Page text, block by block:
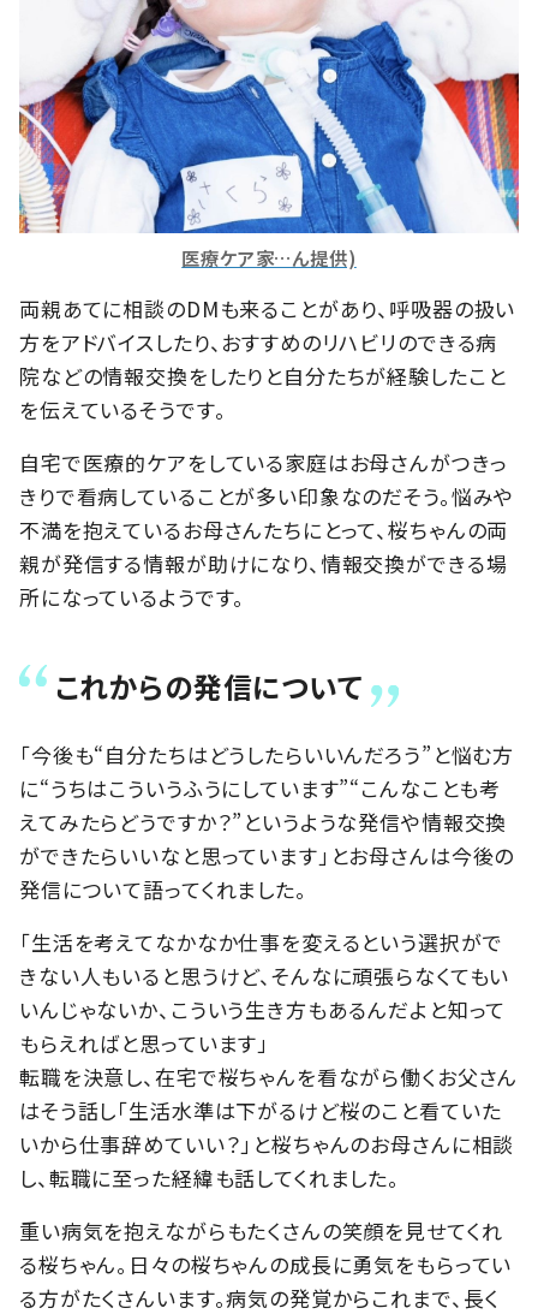
医療ケア家…ん提供)
両親あてに相談のDMも来ることがあり、呼吸器の扱い
方をアドバイスしたり、おすすめのリハビリのできる病
院などの情報交換をしたりと自分たちが経験したこと
を伝えているそうです。
自宅で医療的ケアをしている家庭はお母さんがつきっ
きりで看病していることが多い印象なのだそう。悩みや
不満を抱えているお母さんたちにとって、桜ちゃんの両
親が発信する情報が助けになり、情報交換ができる場
所になっているようです。
これからの発信について
「今後も“自分たちはどうしたらいいんだろう”と悩む方
に“うちはこういうふうにしています”“こんなことも考
えてみたらどうですか？”というような発信や情報交換
ができたらいいなと思っています」とお母さんは今後の
発信について語ってくれました。
「生活を考えてなかなか仕事を変えるという選択がで
きない人もいると思うけど、そんなに頑張らなくてもい
いんじゃないか、こういう生き方もあるんだよと知って
もらえればと思っています」
転職を決意し、在宅で桜ちゃんを看ながら働くお父さん
はそう話し「生活水準は下がるけど桜のこと看ていた
いから仕事辞めていい？」と桜ちゃんのお母さんに相談
し、転職に至った経緯も話してくれました。
重い病気を抱えながらもたくさんの笑顔を見せてくれ
る桜ちゃん。日々の桜ちゃんの成長に勇気をもらってい
る方がたくさんいます。病気の発覚からこれまで、長く